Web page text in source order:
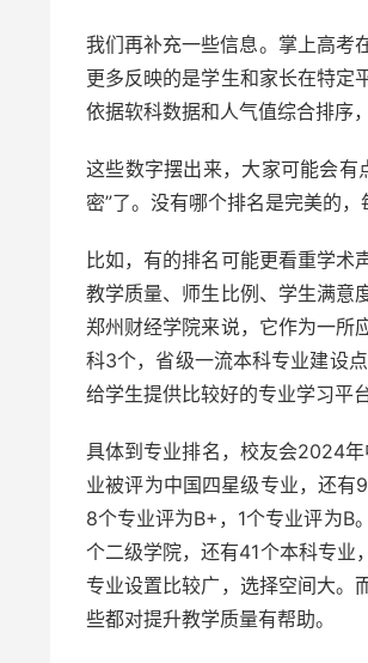
我们再补充一些信息。掌上高考
更多反映的是学生和家长在特定
依据软科数据和人气值综合排序
这些数字摆出来，大家可能会有
密”了。没有哪个排名是完美的
比如，有的排名可能更看重学术
教学质量、师生比例、学生满意
郑州财经学院来说，它作为一所
科3个，省级一流本科专业建设
给学生提供比较好的专业学习平
具体到专业排名，校友会2024
业被评为中国四星级专业，还有
8个专业评为B+，1个专业评为B
个二级学院，还有41个本科专业
专业设置比较广，选择空间大。
些都对提升教学质量有帮助。